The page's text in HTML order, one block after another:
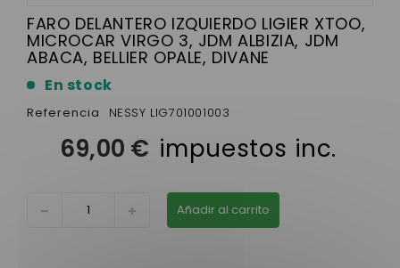
FARO DELANTERO IZQUIERDO LIGIER XTOO,
MICROCAR VIRGO 3, JDM ALBIZIA, JDM
ABACA, BELLIER OPALE, DIVANE
En stock
Referencia NESSY LIG701001003
69,00 € impuestos inc.
Añadir al carrito